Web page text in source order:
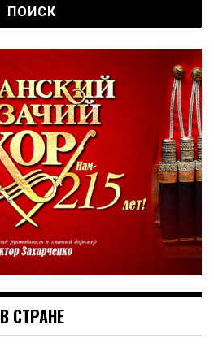
В СТРАНЕ